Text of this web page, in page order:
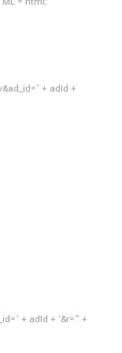
+ adId +
+ adId + ‘&r=” +